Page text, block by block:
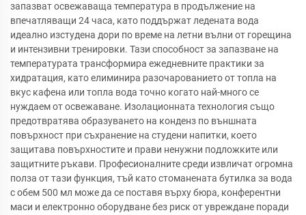
запазват освежаваща температура в продължение на
впечатляващи 24 часа, като поддържат ледената вода
идеално изстудена дори по време на летни вълни от горещина
и интензивни тренировки. Тази способност за запазване на
температурата трансформира ежедневните практики за
хидратация, като елиминира разочарованието от топла на
вкус кафена или топла вода точно когато най-много се
нуждаем от освежаване. Изолационната технология също
предотвратява образуването на конденз по външната
повърхност при съхранение на студени напитки, което
защитава повърхностите и прави ненужни подложките или
защитните ръкави. Професионалните среди извличат огромна
полза от тази функция, тъй като стоманената бутилка за вода
с обем 500 мл може да се поставя върху бюра, конферентни
маси и електронно оборудване без риск от увреждане поради